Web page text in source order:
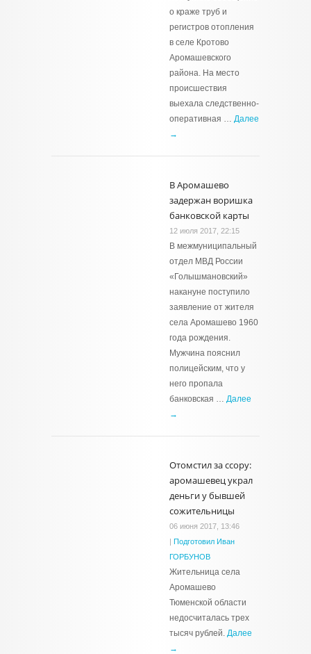
о краже труб и
регистров отопления
в селе Кротово
Аромашевского
района. На место
происшествия
выехала следственно-
оперативная … Далее
→
В Аромашево
задержан воришка
банковской карты
12 июля 2017, 22:15
В межмуниципальный
отдел МВД России
«Голышмановский»
накануне поступило
заявление от жителя
села Аромашево 1960
года рождения.
Мужчина пояснил
полицейским, что у
него пропала
банковская … Далее
→
Отомстил за ссору:
аромашевец украл
деньги у бывшей
сожительницы
06 июня 2017, 13:46
| Подготовил Иван
ГОРБУНОВ
Жительница села
Аромашево
Тюменской области
недосчиталась трех
тысяч рублей. Далее
→